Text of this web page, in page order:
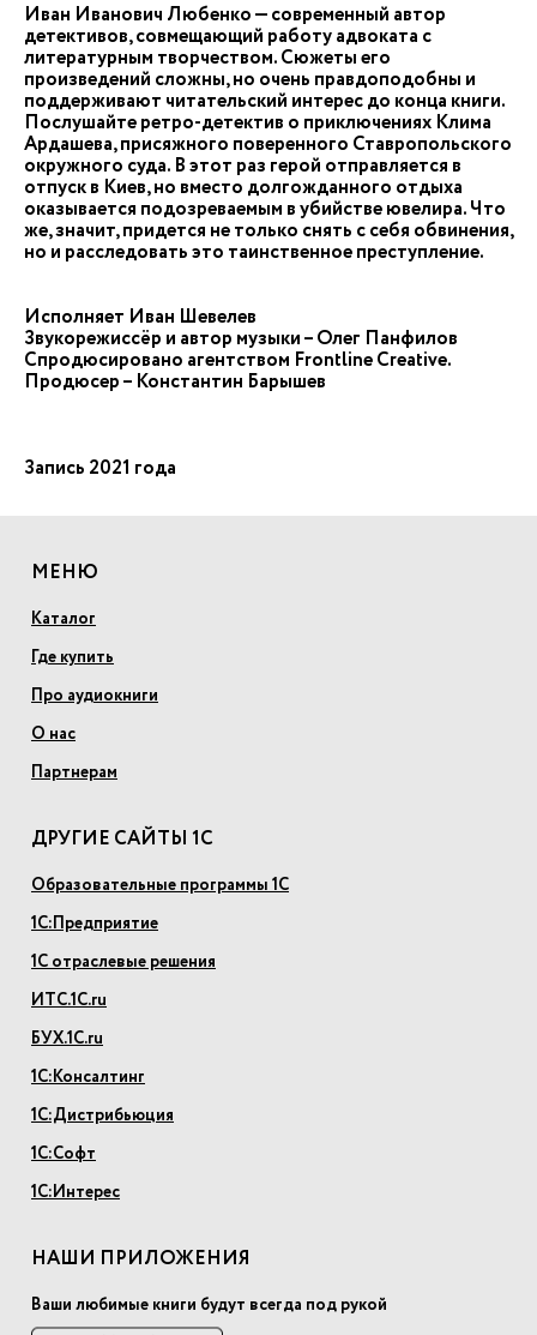
Иван Иванович Любенко — современный автор
детективов, совмещающий работу адвоката с
литературным творчеством. Сюжеты его
произведений сложны, но очень правдоподобны и
поддерживают читательский интерес до конца книги.
Послушайте ретро-детектив о приключениях Клима
Ардашева, присяжного поверенного Ставропольского
окружного суда. В этот раз герой отправляется в
отпуск в Киев, но вместо долгожданного отдыха
оказывается подозреваемым в убийстве ювелира. Что
же, значит, придется не только снять с себя обвинения,
но и расследовать это таинственное преступление.
Исполняет Иван Шевелев
Звукорежиссёр и автор музыки – Олег Панфилов
Спродюсировано агентством Frontline Creative.
Продюсер – Константин Барышев
Запись 2021 года
МЕНЮ
Каталог
Где купить
Про аудиокниги
О нас
Партнерам
ДРУГИЕ САЙТЫ 1С
Образовательные программы 1С
1С:Предприятие
1С отраслевые решения
ИТС.1С.ru
БУХ.1С.ru
1С:Консалтинг
1С:Дистрибьюция
1С:Софт
1С:Интерес
НАШИ ПРИЛОЖЕНИЯ
Ваши любимые книги будут всегда под рукой